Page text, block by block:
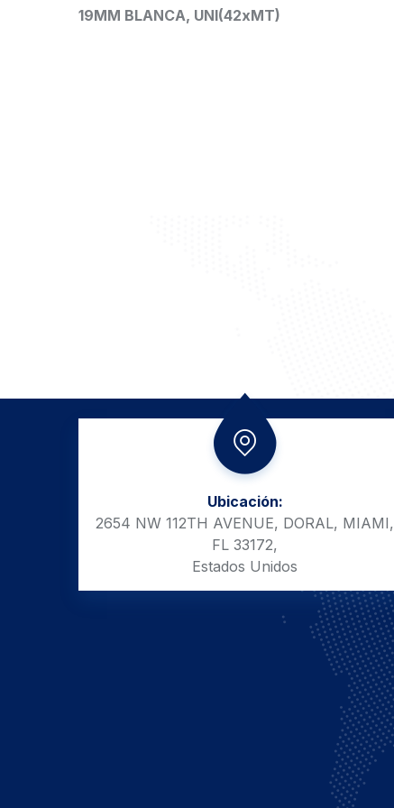
Ubicación:
2654 NW 112TH AVENUE, DORAL, MIAMI,
FL 33172,
Estados Unidos